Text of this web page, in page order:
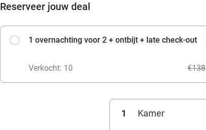
Reserveer jouw deal
1 overnachting voor 2 + ontbijt + late check-out
Verkocht: 10 €138
1 Kamer